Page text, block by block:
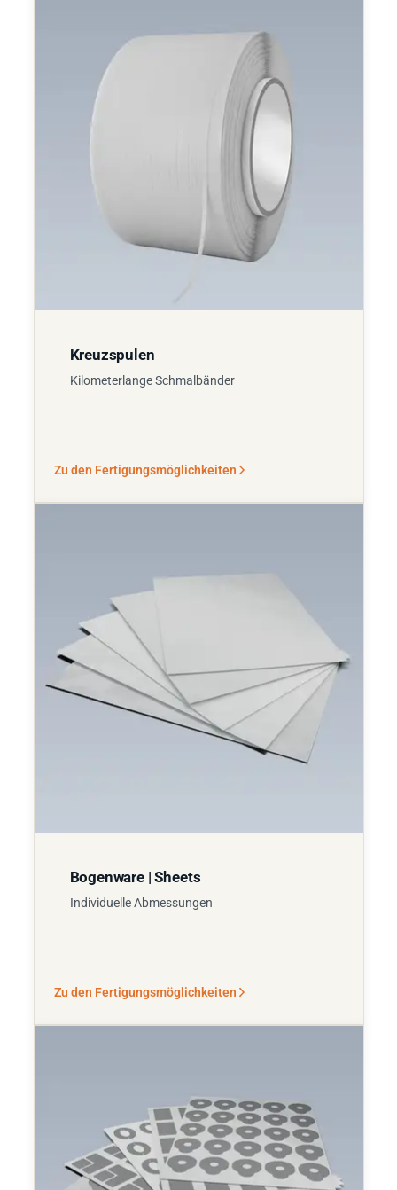
Kreuzspulen
Kilometerlange Schmalbänder
Zu den Fertigungsmöglichkeiten
Bogenware | Sheets
Individuelle Abmessungen
Zu den Fertigungsmöglichkeiten